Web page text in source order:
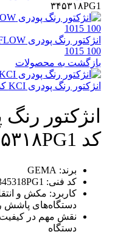
۳۴۵۳۱۸PG1
1015 100
بازگشت به محصولات
انژکتور رنگ پودری KCI کد RS-PHP9-201
کد ۳۴۵۳۱۸PG1
برند: GEMA
کد فنی: 345318PG1
کاربرد: مکش و
دستگاه‌های پاشش
نقش مهم در
دستگاه